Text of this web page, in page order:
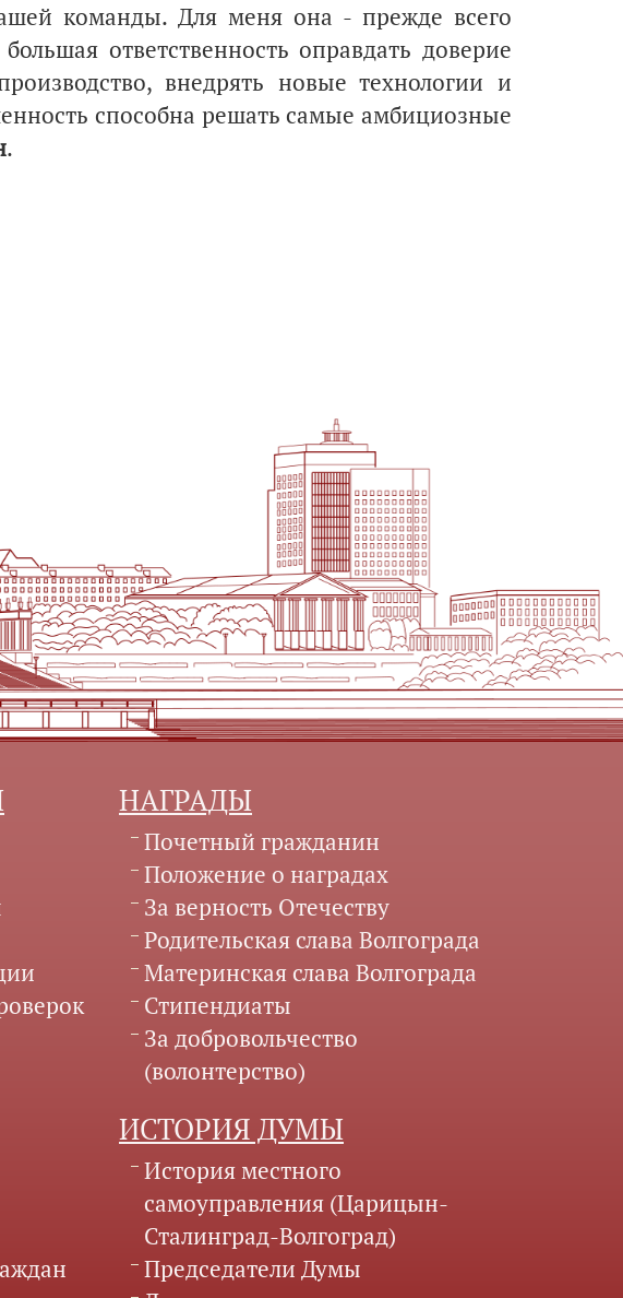
команды. Для меня она - прежде всего
ответственность оправдать доверие
внедрять новые технологии и
способна решать самые амбициозные
.
НАГРАДЫ
Почетный гражданин
Положение о наградах
За верность Отечеству
Родительская слава Волгограда
Материнская слава Волгограда
Стипендиаты
За добровольчество
(волонтерство)
ИСТОРИЯ ДУМЫ
История местного
самоуправления (Царицын-
Сталинград-Волгоград)
Председатели Думы